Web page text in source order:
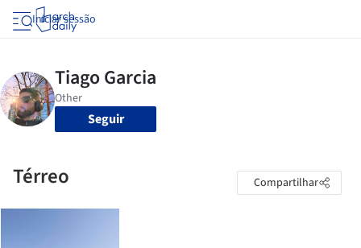
Iniciar sessão
Seguir
Térreo Compartilhar